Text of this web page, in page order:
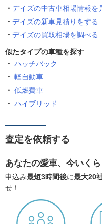
デイズの中古車相場情報を
デイズの新車見積りをする
デイズの買取相場を調べる
似たタイプの車種を探す
ハッチバック
軽自動車
低燃費車
ハイブリッド
査定を依頼する
あなたの愛車、今いくら
申込み最短3時間後に最大20
せ！